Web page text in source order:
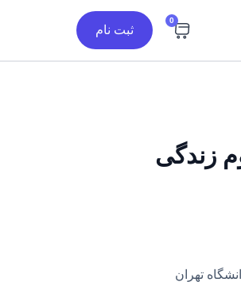
0
ثبت نام
زندگی
تهران